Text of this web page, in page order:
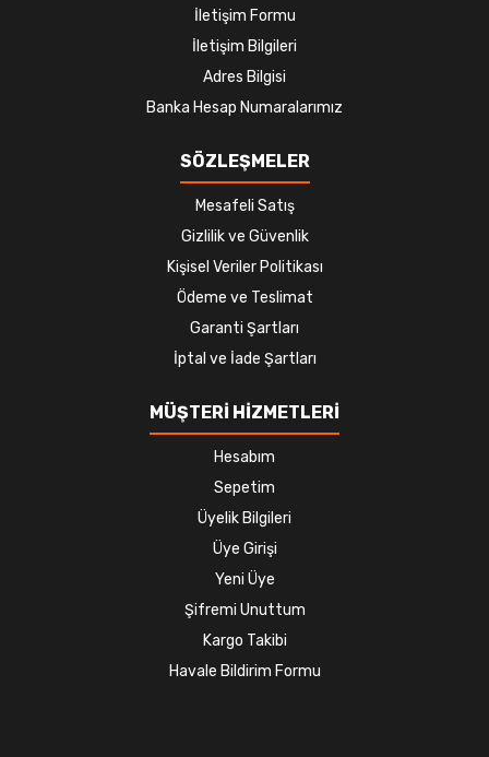
İletişim Formu
İletişim Bilgileri
Adres Bilgisi
Banka Hesap Numaralarımız
SÖZLEŞMELER
Mesafeli Satış
Gizlilik ve Güvenlik
Kişisel Veriler Politikası
Ödeme ve Teslimat
Garanti Şartları
İptal ve İade Şartları
MÜŞTERİ HİZMETLERİ
Hesabım
Sepetim
Üyelik Bilgileri
Üye Girişi
Yeni Üye
Şifremi Unuttum
Kargo Takibi
Havale Bildirim Formu